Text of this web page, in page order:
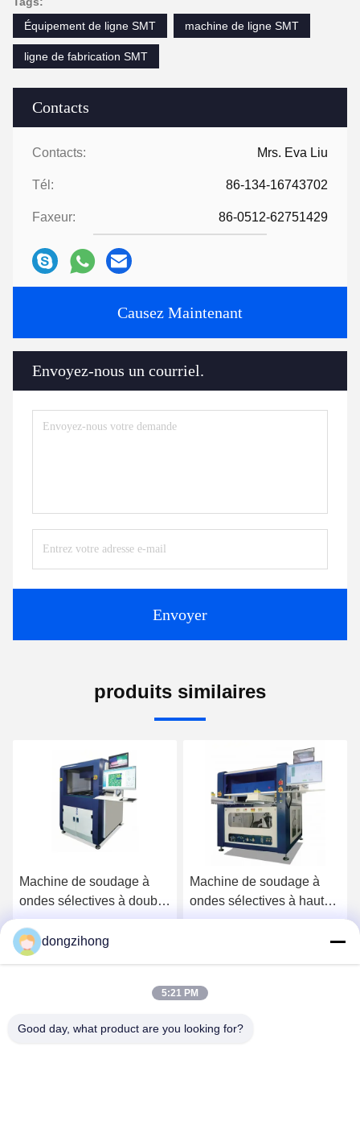
Contacts
Contacts: Mrs. Eva Liu
Tél: 86-134-16743702
Faxeur: 86-0512-62751429
Causez Maintenant
Envoyez-nous un courriel.
Envoyer
Équipement de ligne SMT
machine de ligne SMT
ligne de fabrication SMT
produits similaires
Machine de soudage à
ondes sélectives à double
plateforme de haute
précision pour la ligne de
production SMT
Machine de soudage à
ondes sélectives à haut
rendement pour ligne
dongzihong
5:21 PM
Good day, what product are you looking for?